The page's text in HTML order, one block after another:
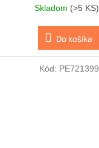
Skladom (>5 KS)
Do košíka
Kód: PE721399